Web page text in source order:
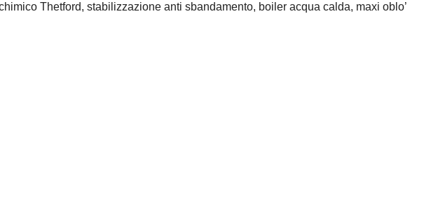
Thetford, stabilizzazione anti sbandamento, boiler acqua calda, maxi oblo’